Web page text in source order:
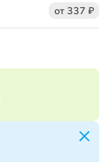
от 337 ₽